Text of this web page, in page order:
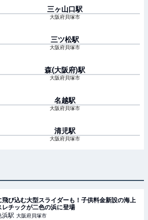
三ヶ山口駅
大阪府貝塚市
三ツ松駅
大阪府貝塚市
森(大阪府)駅
大阪府貝塚市
名越駅
大阪府貝塚市
清児駅
大阪府貝塚市
飛び込む大型スライダーも！子供料金新設の海上
レチックが二色の浜に登場
浜駅 大阪府貝塚市